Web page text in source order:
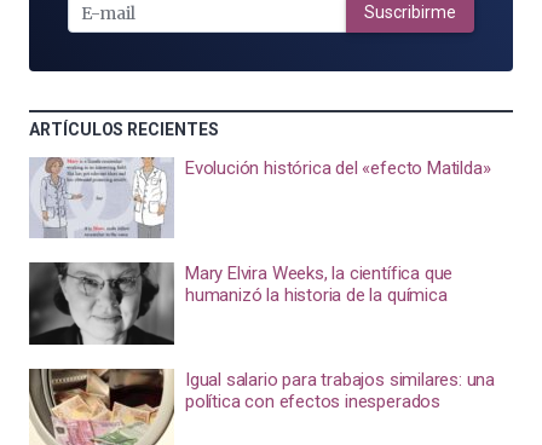
MAIL
Suscribirme
ARTÍCULOS RECIENTES
Evolución histórica del «efecto Matilda»
Mary Elvira Weeks, la científica que
humanizó la historia de la química
Igual salario para trabajos similares: una
política con efectos inesperados